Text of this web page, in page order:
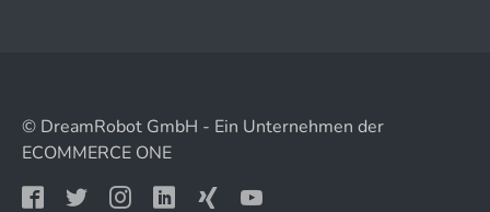
© DreamRobot GmbH - Ein Unternehmen der
ECOMMERCE ONE